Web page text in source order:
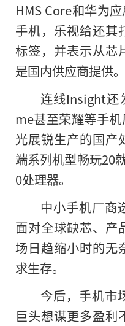
HMS Core和华为
手机，乐视给还
标签，并表示从芯
是国内供应商提供。
连线Insight还
me甚至荣耀等手
光展锐生产的国产
端系列机型畅玩20
0处理器。
中小手机厂
面对全球缺芯、产
场日趋缩小时的无
求生存。
今后，手机市
巨头想谋更多盈利